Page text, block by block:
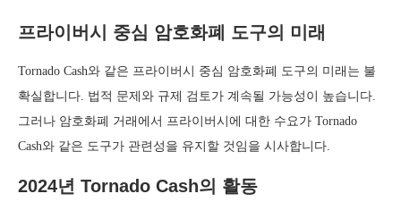
프라이버시 중심 암호화폐 도구의 미래
Tornado Cash와 같은 프라이버시 중심 암호화폐 도구의 미래는 불
확실합니다. 법적 문제와 규제 검토가 계속될 가능성이 높습니다.
그러나 암호화폐 거래에서 프라이버시에 대한 수요가 Tornado
Cash와 같은 도구가 관련성을 유지할 것임을 시사합니다.
2024년 Tornado Cash의 활동